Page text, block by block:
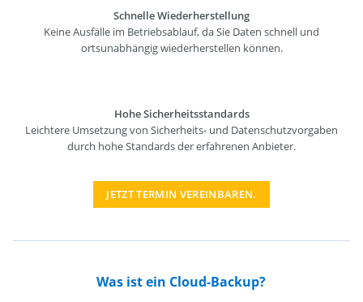
Schnelle Wiederherstellung
Keine Ausfälle im Betriebsablauf, da Sie Daten schnell und
ortsunabhängig wiederherstellen können.
Hohe Sicherheitsstandards
Leichtere Umsetzung von Sicherheits- und Datenschutzvorgaben
durch hohe Standards der erfahrenen Anbieter.
JETZT TERMIN VEREINBAREN.
Was ist ein Cloud-Backup?